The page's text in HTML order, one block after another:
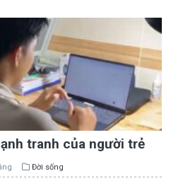
tranh của người trẻ
Đời sống